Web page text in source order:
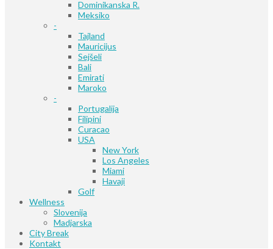
Dominikanska R.
Meksiko
-
Tajland
Mauricijus
Sejšeli
Bali
Emirati
Maroko
-
Portugalija
Filipini
Curacao
USA
New York
Los Angeles
Miami
Havaji
Golf
Wellness
Slovenija
Madjarska
City Break
Kontakt